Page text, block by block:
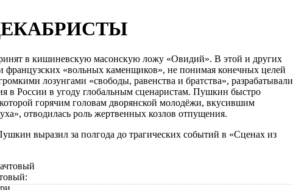
в кишиневскую масонскую ложу «Овидий». В этой и других
французских «вольных каменщиков», не понимая конечных целей
лозунгами «свободы, равенства и братства», разрабатывали
в России в угоду глобальным сценаристам. Пушкин быстро
горячим головам дворянской молодёжи, вкусившим
отводилась роль жертвенных козлов отпущения.
выразил за полгода до трагических событий в «Сценах из